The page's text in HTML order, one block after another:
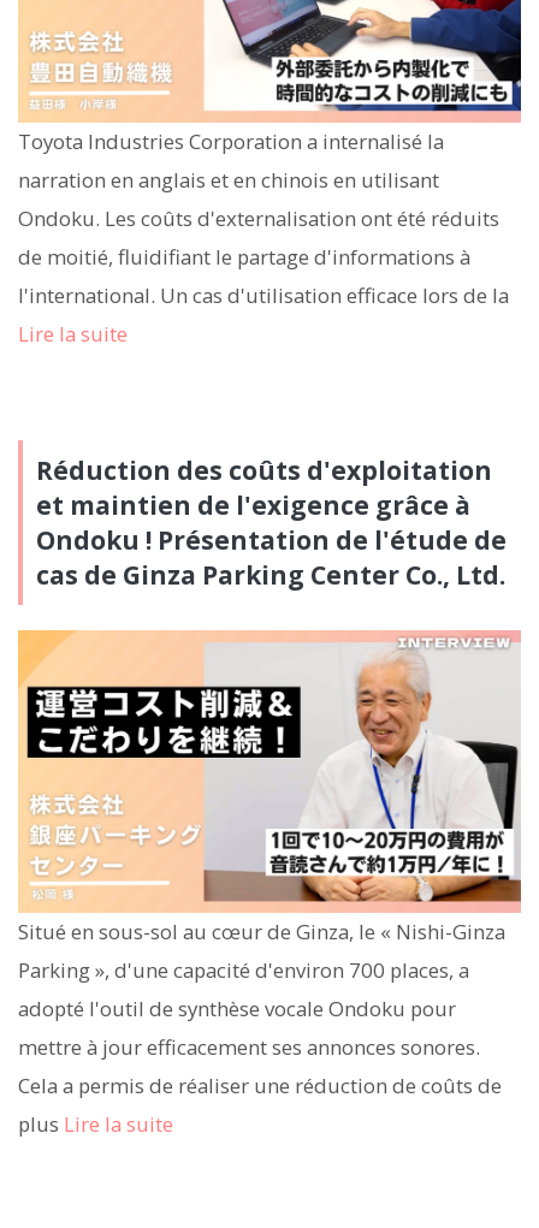
Toyota Industries Corporation a internalisé la
narration en anglais et en chinois en utilisant
Ondoku. Les coûts d'externalisation ont été réduits
de moitié, fluidifiant le partage d'informations à
l'international. Un cas d'utilisation efficace lors de la
Lire la suite
Réduction des coûts d'exploitation
et maintien de l'exigence grâce à
Ondoku ! Présentation de l'étude de
cas de Ginza Parking Center Co., Ltd.
Situé en sous-sol au cœur de Ginza, le « Nishi-Ginza
Parking », d'une capacité d'environ 700 places, a
adopté l'outil de synthèse vocale Ondoku pour
mettre à jour efficacement ses annonces sonores.
Cela a permis de réaliser une réduction de coûts de
plus Lire la suite